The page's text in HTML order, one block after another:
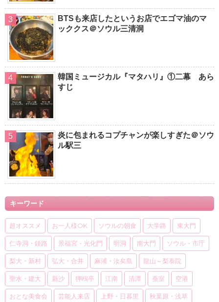
BTSも来店したというお店でエゴマ油のマ
ッククス＠ソウル三清洞
韓国ミュージカル『マタハリ』①二幕 あら
すじ
炎に包まれるコプチャンが楽しすぎた＠ソウ
ル駅三
キーワード
超オススメ お一人様OK ソウルの朝食 大学路 東大門
仁寺洞・鍾路 景福宮・光化門 明洞 南大門 ソウル・市庁
梨大・新村 弘大・合井 麻浦・汝矣島 龍山～梨泰院
聖水・建大 新沙 狎鴎亭 江南 清潭 蚕室 空港
おとな美食会 芸能人来店 上野・日暮里 秋葉原・浅草